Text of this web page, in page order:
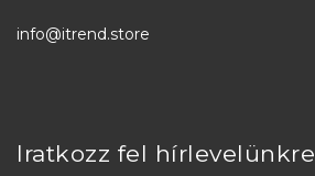
info@itrend.store
Iratkozz fel hírlevelünkre